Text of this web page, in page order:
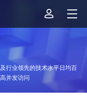
行业领先的技术水平日均百
并发访问